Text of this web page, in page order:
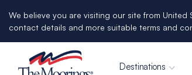
We believe you are visiting our site from
contact details and more suitable terms and
Destinations